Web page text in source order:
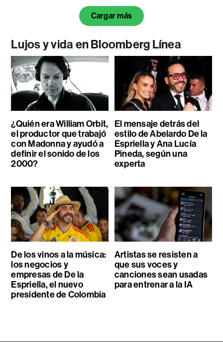
Cargar más
Lujos y vida en Bloomberg Línea
¿Quién era William Orbit,
el productor que trabajó
con Madonna y ayudó a
definir el sonido de los
2000?
El mensaje detrás del
estilo de Abelardo De la
Espriella y Ana Lucía
Pineda, según una
experta
De los vinos a la música:
los negocios y
empresas de De la
Espriella, el nuevo
presidente de Colombia
Artistas se resisten a
que sus voces y
canciones sean usadas
para entrenar a la IA